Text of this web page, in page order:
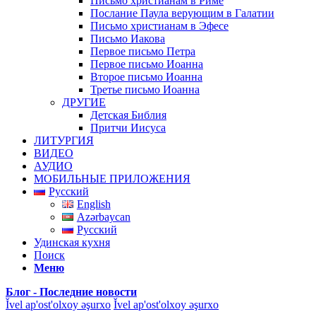
Послание Паула верующим в Галатии
Письмо христианам в Эфесе
Письмо Иакова
Первое письмо Петра
Первое письмо Иоанна
Второе письмо Иоанна
Третье письмо Иоанна
ДРУГИЕ
Детская Библия
Притчи Иисуса
ЛИТУРГИЯ
ВИДЕО
АУДИО
МОБИЛЬНЫЕ ПРИЛОЖЕНИЯ
Русский
English
Azərbaycan
Русский
Удинская кухня
Поиск
Меню
Блог - Последние новости
Ǐvel ap'ost'olxoy əşurxo Ǐvel ap'ost'olxoy əşurxo